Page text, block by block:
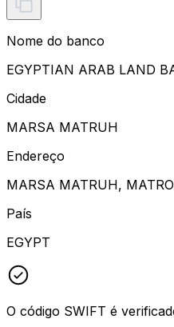
Nome do banco
EGYPTIAN ARAB LAND
Cidade
MARSA MATRUH
Endereço
MARSA MATRUH,
País
EGYPT
O código SWIFT é